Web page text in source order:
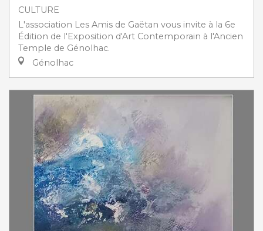
CULTURE
L'association Les Amis de Gaëtan vous invite à la 6e
Édition de l'Exposition d'Art Contemporain à l'Ancien
Temple de Génolhac.
Génolhac